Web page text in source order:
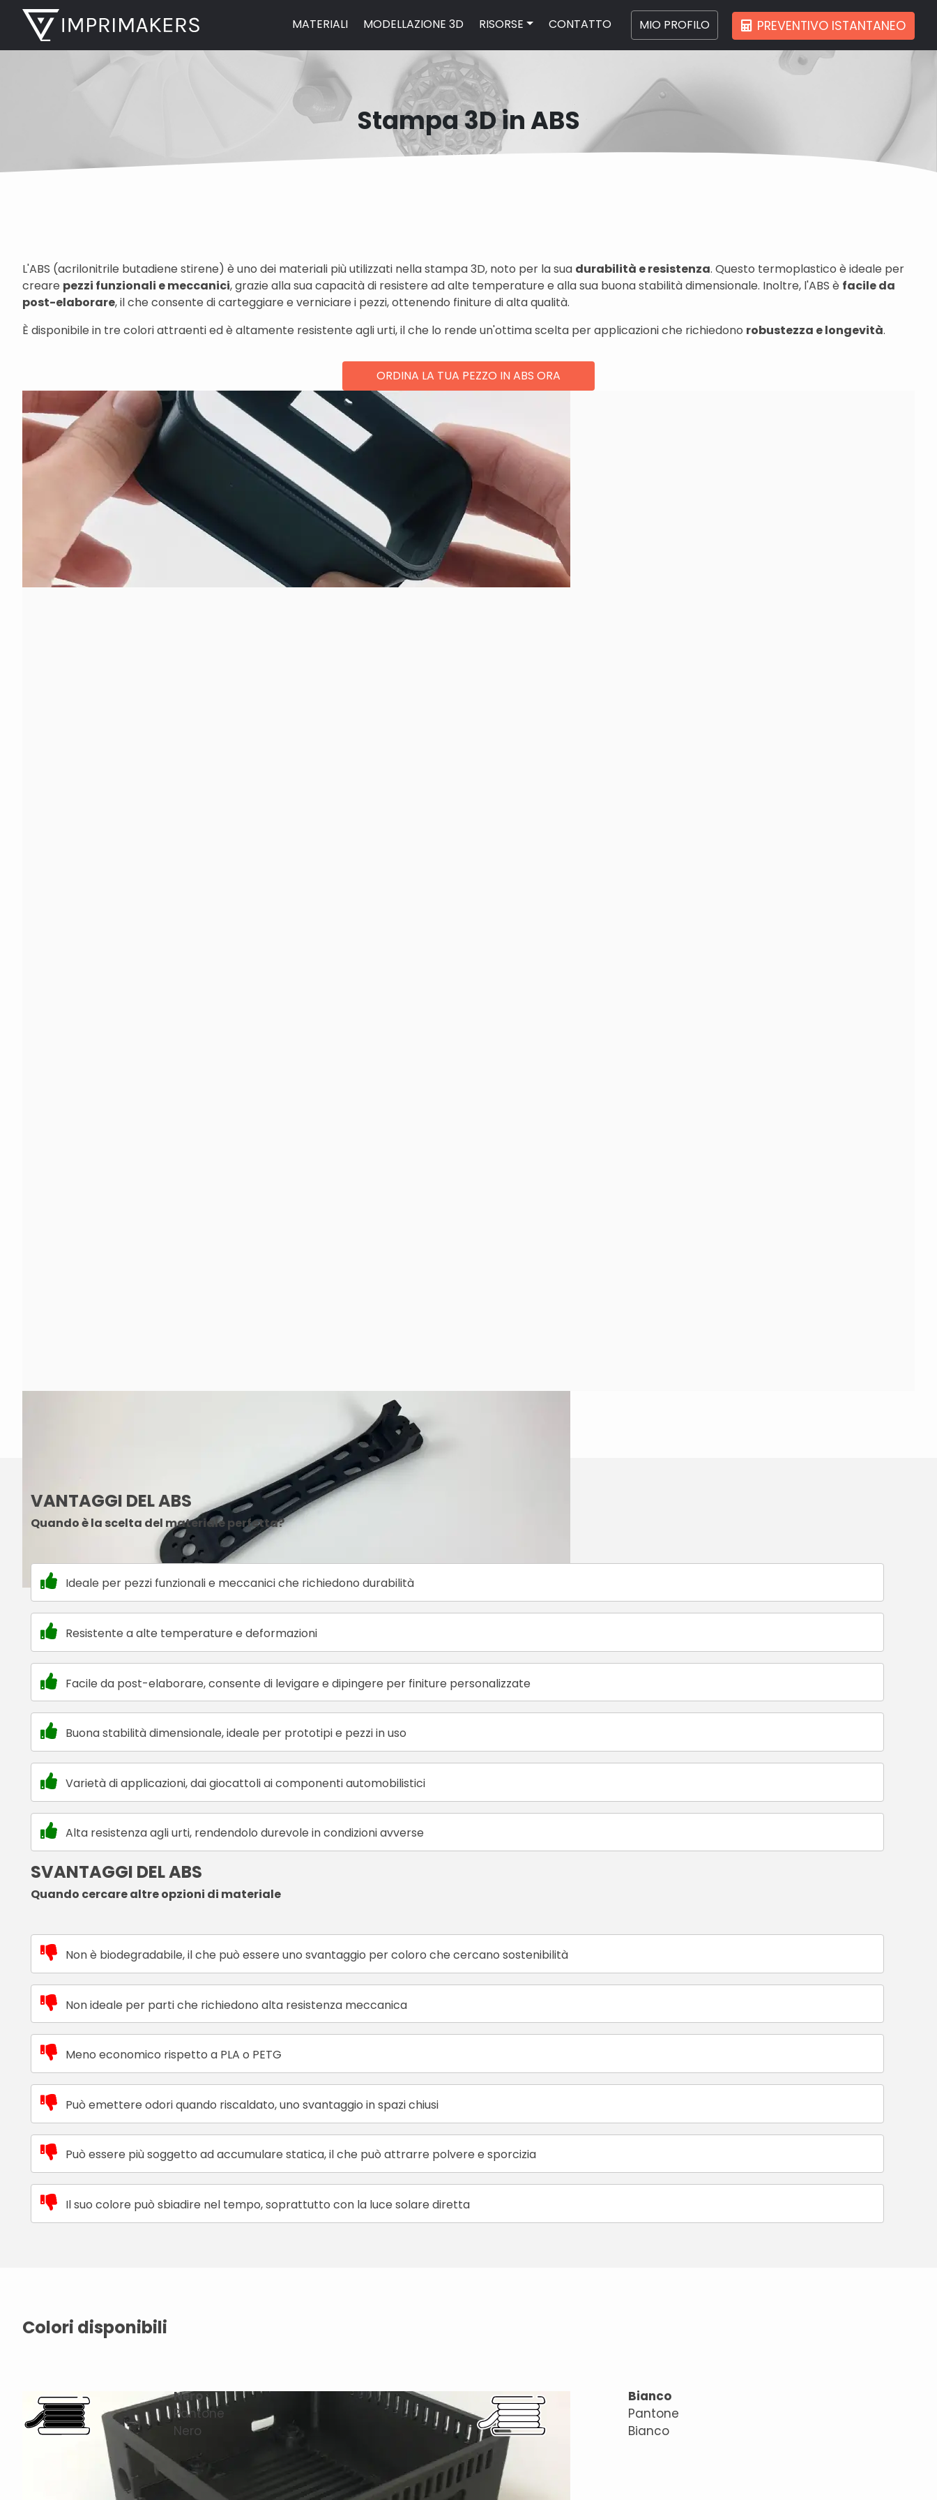
MATERIALI MODELLAZIONE 3D RISORSE CONTATTO MIO PROFILO PREVENTIVO ISTANTANEO
Stampa 3D in ABS
L'ABS (acrilonitrile butadiene stirene) è uno dei materiali più utilizzati nella stampa 3D, noto per la sua durabilità e resistenza. Questo termoplastico è ideale per
creare pezzi funzionali e meccanici, grazie alla sua capacità di resistere ad alte temperature e alla sua buona stabilità dimensionale. Inoltre, l'ABS è facile da
post-elaborare, il che consente di carteggiare e verniciare i pezzi, ottenendo finiture di alta qualità.
È disponibile in tre colori attraenti ed è altamente resistente agli urti, il che lo rende un'ottima scelta per applicazioni che richiedono robustezza e longevità.
ORDINA LA TUA PEZZO IN ABS ORA
VANTAGGI DEL ABS
Quando è la scelta del materiale perfetta?
Ideale per pezzi funzionali e meccanici che richiedono durabilità
Resistente a alte temperature e deformazioni
Facile da post-elaborare, consente di levigare e dipingere per finiture personalizzate
Buona stabilità dimensionale, ideale per prototipi e pezzi in uso
Varietà di applicazioni, dai giocattoli ai componenti automobilistici
Alta resistenza agli urti, rendendolo durevole in condizioni avverse
SVANTAGGI DEL ABS
Quando cercare altre opzioni di materiale
Non è biodegradabile, il che può essere uno svantaggio per coloro che cercano sostenibilità
Non ideale per parti che richiedono alta resistenza meccanica
Meno economico rispetto a PLA o PETG
Può emettere odori quando riscaldato, uno svantaggio in spazi chiusi
Può essere più soggetto ad accumulare statica, il che può attrarre polvere e sporcizia
Il suo colore può sbiadire nel tempo, soprattutto con la luce solare diretta
Colori disponibili
Nero
Pantone
Nero
Bianco
Pantone
Bianco